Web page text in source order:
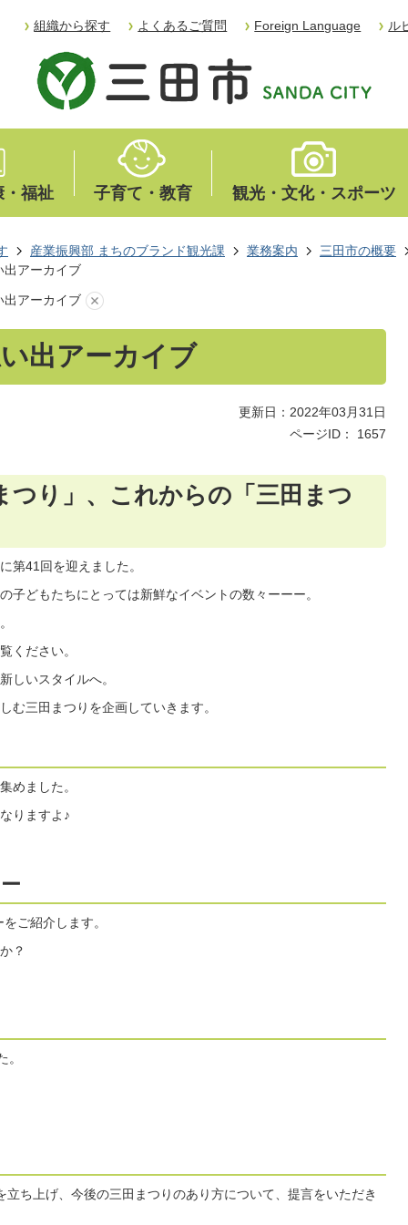
組織から探す よくあるご質問 Foreign Language ル
・福祉 子育て・教育 観光・文化・スポーツ
産業振興部 まちのブランド観光課 業務案内
三田市の概要
出アーカイブ
出アーカイブ
出アーカイブ
更新日：2022年03月31日
ページID：
1657
つり」、これからの「三田まつ
第41回を迎えました。
子どもたちにとっては新鮮なイベントの数々ーーー。
ください。
しいスタイルへ。
む三田まつりを企画していきます。
めました。
りますよ♪
ご紹介します。
？
ち上げ、今後の三田まつりのあり方について、提言をいただき